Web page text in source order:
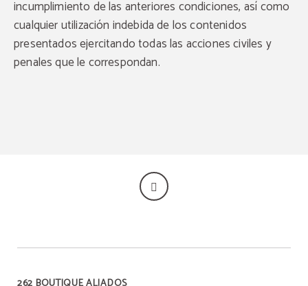
incumplimiento de las anteriores condiciones, así como
cualquier utilización indebida de los contenidos
presentados ejercitando todas las acciones civiles y
penales que le correspondan.